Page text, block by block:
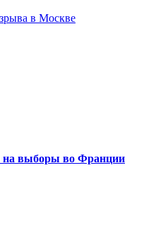
в Москве
на выборы во Франции